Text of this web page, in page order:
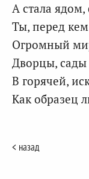
А стала
Ты, перед
Огромный
Дворцы,
В горячей,
Как образец
< назад